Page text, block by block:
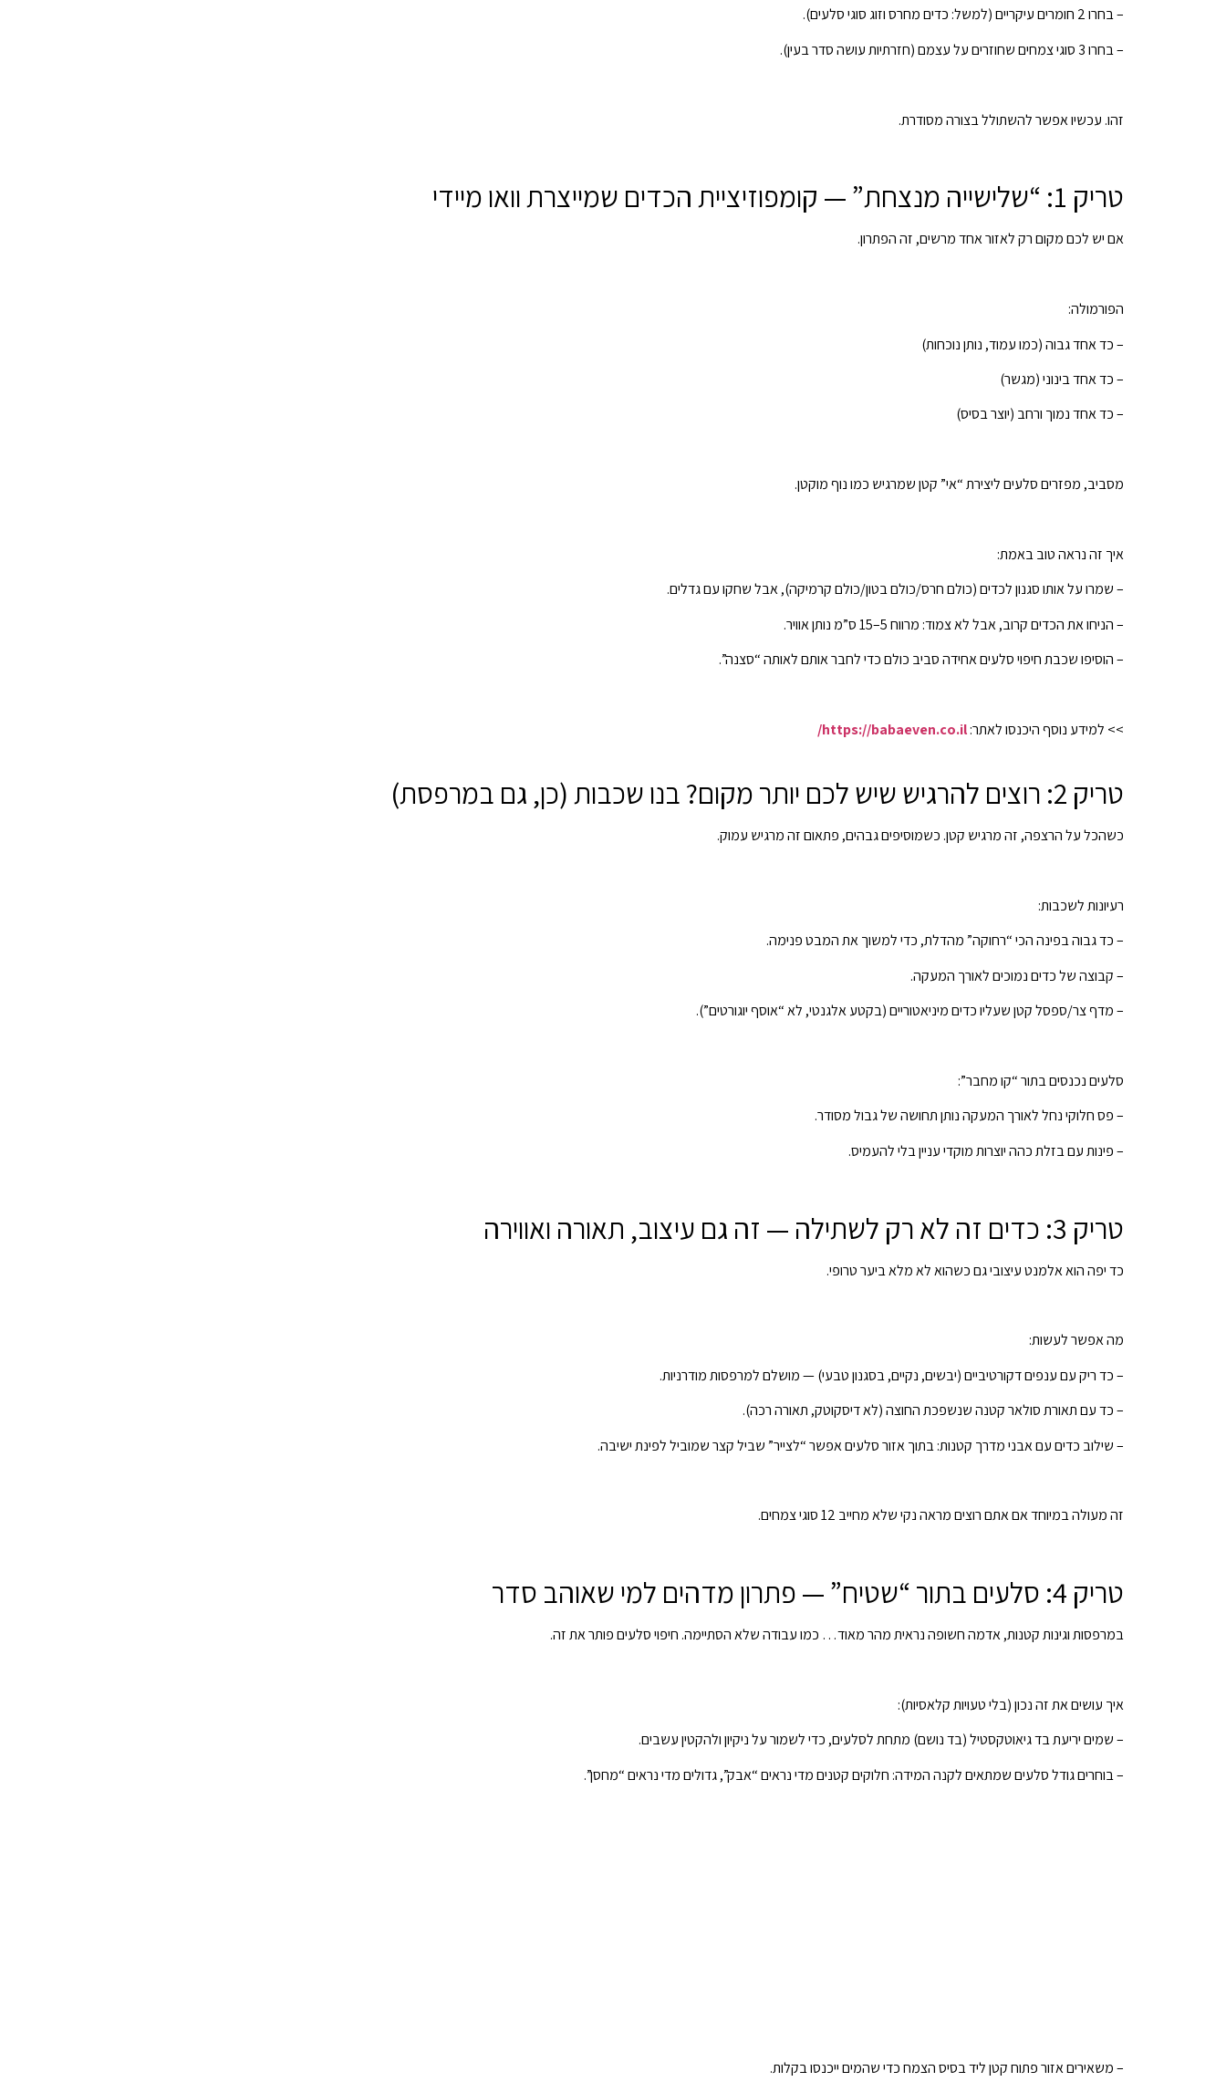
– בחרו 2 חומרים עיקריים (למשל: כדים מחרס וזוג סוגי סלעים).
– בחרו 3 סוגי צמחים שחוזרים על עצמם (חזרתיות עושה סדר בעין).
זהו. עכשיו אפשר להשתולל בצורה מסודרת.
טריק 1: “שלישייה מנצחת” — קומפוזיציית הכדים שמייצרת וואו מיידי
אם יש לכם מקום רק לאזור אחד מרשים, זה הפתרון.
הפורמולה:
– כד אחד גבוה (כמו עמוד, נותן נוכחות)
– כד אחד בינוני (מגשר)
– כד אחד נמוך ורחב (יוצר בסיס)
מסביב, מפזרים סלעים ליצירת “אי” קטן שמרגיש כמו נוף מוקטן.
איך זה נראה טוב באמת:
– שמרו על אותו סגנון לכדים (כולם חרס/כולם בטון/כולם קרמיקה), אבל שחקו עם גדלים.
– הניחו את הכדים קרוב, אבל לא צמוד: מרווח 5–15 ס”מ נותן אוויר.
– הוסיפו שכבת חיפוי סלעים אחידה סביב כולם כדי לחבר אותם לאותה “סצנה”.
>> למידע נוסף היכנסו לאתר:https://babaeven.co.il/
טריק 2: רוצים להרגיש שיש לכם יותר מקום? בנו שכבות (כן, גם במרפסת)
כשהכל על הרצפה, זה מרגיש קטן. כשמוסיפים גבהים, פתאום זה מרגיש עמוק.
רעיונות לשכבות:
– כד גבוה בפינה הכי “רחוקה” מהדלת, כדי למשוך את המבט פנימה.
– קבוצה של כדים נמוכים לאורך המעקה.
– מדף צר/ספסל קטן שעליו כדים מיניאטוריים (בקטע אלגנטי, לא “אוסף יוגורטים”).
סלעים נכנסים בתור “קו מחבר”:
– פס חלוקי נחל לאורך המעקה נותן תחושה של גבול מסודר.
– פינות עם בזלת כהה יוצרות מוקדי עניין בלי להעמיס.
טריק 3: כדים זה לא רק לשתילה — זה גם עיצוב, תאורה ואווירה
כד יפה הוא אלמנט עיצובי גם כשהוא לא מלא ביער טרופי.
מה אפשר לעשות:
– כד ריק עם ענפים דקורטיביים (יבשים, נקיים, בסגנון טבעי) — מושלם למרפסות מודרניות.
– כד עם תאורת סולאר קטנה שנשפכת החוצה (לא דיסקוטק, תאורה רכה).
– שילוב כדים עם אבני מדרך קטנות: בתוך אזור סלעים אפשר “לצייר” שביל קצר שמוביל לפינת ישיבה.
זה מעולה במיוחד אם אתם רוצים מראה נקי שלא מחייב 12 סוגי צמחים.
טריק 4: סלעים בתור “שטיח” — פתרון מדהים למי שאוהב סדר
במרפסות וגינות קטנות, אדמה חשופה נראית מהר מאוד… כמו עבודה שלא הסתיימה. חיפוי סלעים פותר את זה.
איך עושים את זה נכון (בלי טעויות קלאסיות):
– שמים יריעת בד גיאוטקסטיל (בד נושם) מתחת לסלעים, כדי לשמור על ניקיון ולהקטין עשבים.
– בוחרים גודל סלעים שמתאים לקנה המידה: חלוקים קטנים מדי נראים “אבק”, גדולים מדי נראים “מחסן”.
– משאירים אזור פתוח קטן ליד בסיס הצמח כדי שהמים ייכנסו בקלות.